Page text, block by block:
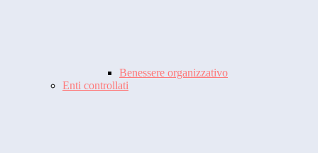
Benessere organizzativo
Enti controllati